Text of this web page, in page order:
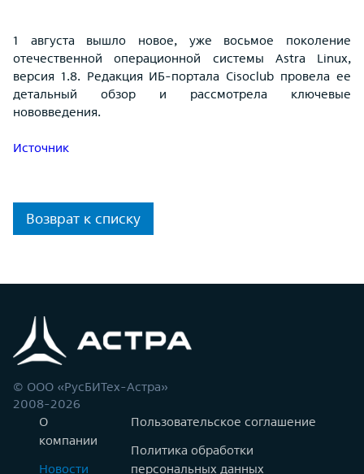
1 августа вышло новое, уже восьмое поколение
отечественной операционной системы Astra Linux,
версия 1.8. Редакция ИБ-портала Cisoclub провела ее
детальный обзор и рассмотрела ключевые
нововведения.
Источник
Возврат к списку
© ООО «РусБИТех-Астра»
2008-2026
О
компании
Новости
Пользовательское соглашение
Политика обработки
персональных данных